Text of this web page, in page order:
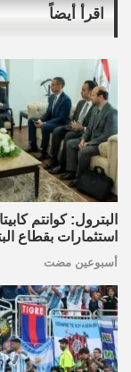
اقرأ أيضاً
البترول: كوانتم
استثمارات بقطاع
أسبوعين مضت